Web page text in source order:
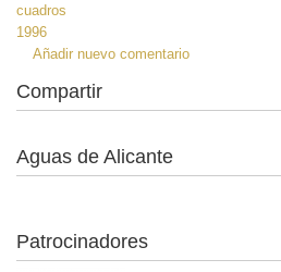
cuadros
1996
Añadir nuevo comentario
Compartir
Aguas de Alicante
Patrocinadores